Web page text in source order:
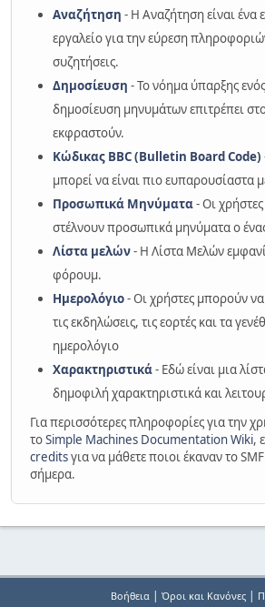
Αναζήτηση - Η Αναζήτηση είναι ένα
εργαλείο για την εύρεση
συζητήσεις.
Δημοσίευση - Το νόημα ύπαρξης
δημοσίευση μηνυμάτων επιτρέπει
εκφραστούν.
Κώδικας BBC (Bulletin Board Code)
μπορεί να είναι πιο ευπαρουσίαστα
Προσωπικά Μηνύματα- Οι
στέλνουν προσωπικά μηνύματα ο
Λίστα μελών- Η Λίστα Μελών
φόρουμ.
Ημερολόγιο- Οι χρήστες μπορούν
τις εκδηλώσεις, τις εορτές και τα
ημερολόγιο
Χαρακτηριστικά- Εδώ είναι μια
δημοφιλή χαρακτηριστικά και
Για περισσότερες πληροφορίες για την
τοSimple Machines Documentation Wiki,
creditsγια να μάθετε ποιοι έκαναν το
σήμερα.
Βοήθεια| Όροι και Κανόνες|